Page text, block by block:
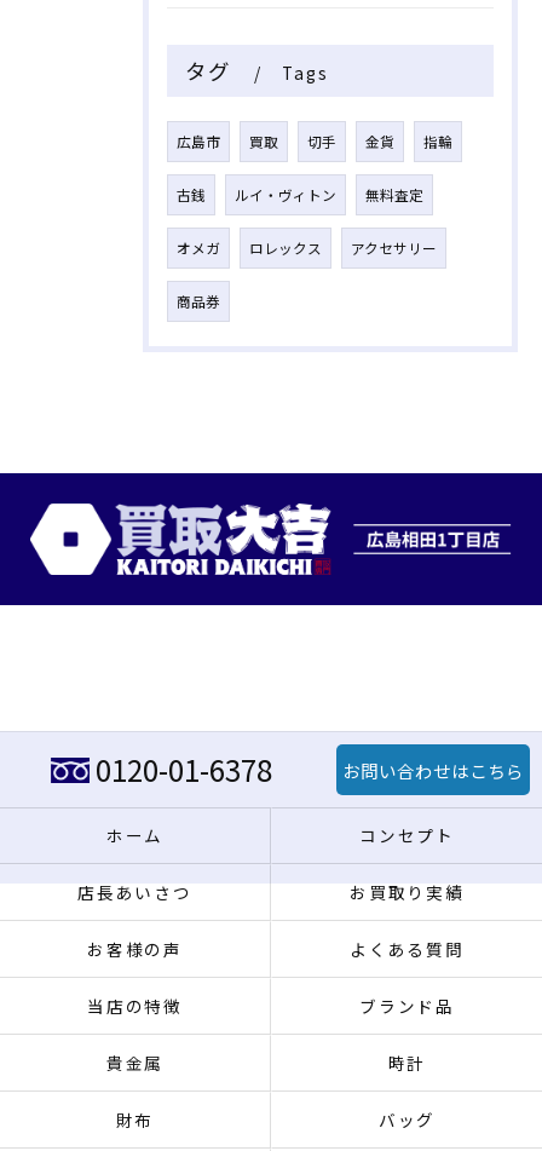
タグ Tags
広島市 買取 切手 金貨 指輪
古銭 ルイ・ヴィトン 無料査定
オメガ ロレックス アクセサリー
商品券
0120-01-6378 お問い合わせはこちら
ホーム コンセプト
店長あいさつ お買取り実績
お客様の声 よくある質問
当店の特徴 ブランド品
貴金属 時計
財布 バッグ